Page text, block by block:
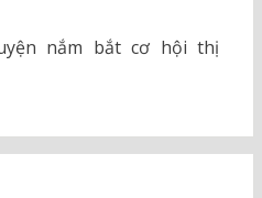
nắm bắt cơ hội thị